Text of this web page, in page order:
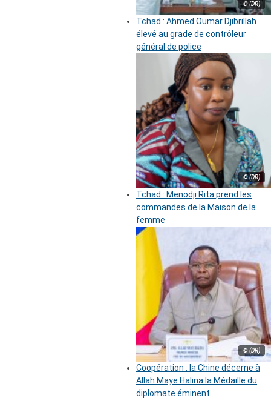
© (DR)
Tchad : Ahmed Oumar Djibrillah
élevé au grade de contrôleur
général de police
© (DR)
Tchad : Menodji Rita prend les
commandes de la Maison de la
femme
© (DR)
Coopération : la Chine décerne à
Allah Maye Halina la Médaille du
diplomate éminent